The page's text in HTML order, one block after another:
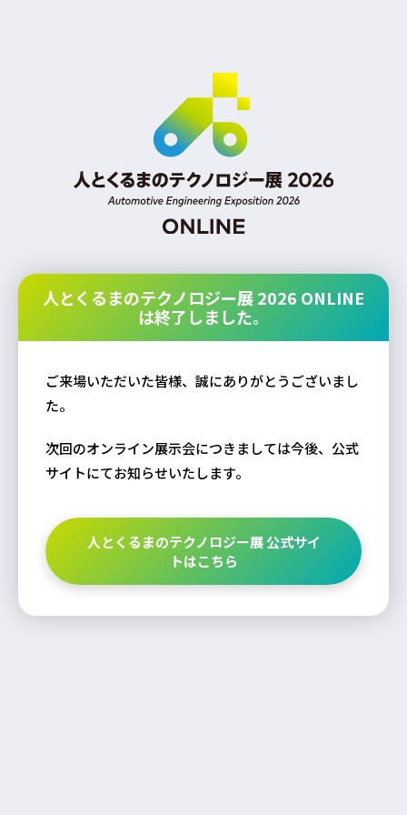
人とくるまのテクノロジー展 2026 ONLINE
は終了しました。
ご来場いただいた皆様、誠にありがとうございまし
た。
次回のオンライン展示会につきましては今後、公式
サイトにてお知らせいたします。
人とくるまのテクノロジー展 公式サイ
トはこちら